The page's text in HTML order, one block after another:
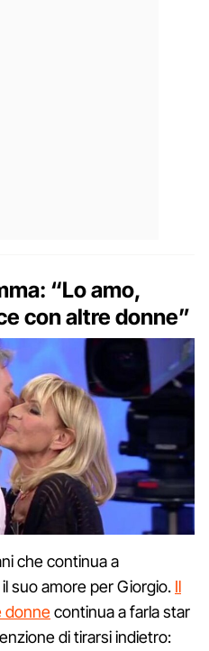
“Lo amo,
con altre donne”
che continua a
suo amore per Giorgio. Il
donnecontinua a farla star
di tirarsi indietro: